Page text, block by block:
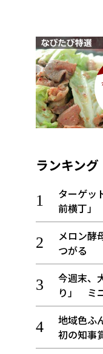
ランキング
ターゲッ
前横丁」
メロン酵
つがる
今週末、
り」 ミ
地域色ふ
初の知事